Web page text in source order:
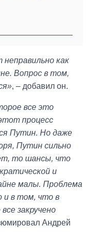
как
Вопрос в том,
, – добавил он.
все это
процесс
Путин. Но даже
Путин сильно
то шансы, что
и
малы. Проблема
и в том, что в
закручено
Андрей